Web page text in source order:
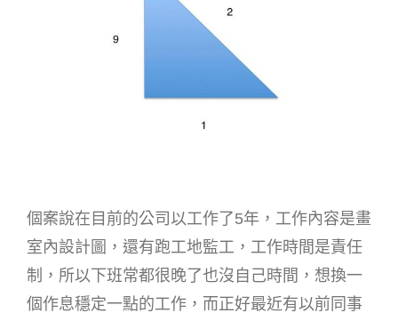
個案說在目前的公司以工作了5年，工作內容是畫
室內設計圖，還有跑工地監工，工作時間是責任
制，所以下班常都很晚了也沒自己時間，想換一
個作息穩定一點的工作，而正好最近有以前同事